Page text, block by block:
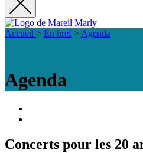
Fermer
la
recherche
Accueil > En bref > Agenda
Agenda
Concerts pour les 20